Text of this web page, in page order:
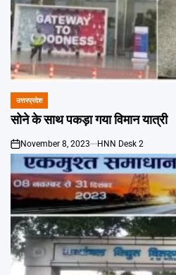
POSTED
IN
उत्तरप्रदेश
सोने के साथ पकड़ा गया विमान यात्री
on
November 8, 2023 HNN Desk 2